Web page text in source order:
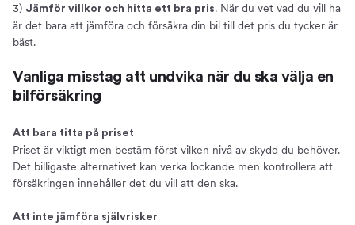
3) Jämför villkor och hitta ett bra pris. När du vet vad du vill ha
är det bara att jämföra och försäkra din bil till det pris du tycker är
bäst.
Vanliga misstag att undvika när du ska välja en
bilförsäkring
Att bara titta på priset
Priset är viktigt men bestäm först vilken nivå av skydd du behöver.
Det billigaste alternativet kan verka lockande men kontrollera att
försäkringen innehåller det du vill att den ska.
Att inte jämföra självrisker